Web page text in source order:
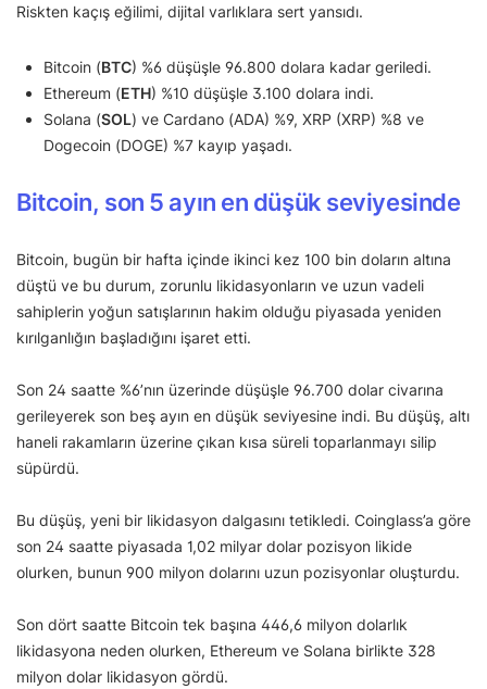
Riskten kaçış eğilimi, dijital varlıklara sert yansıdı.
Bitcoin (BTC) %6 düşüşle 96.800 dolara kadar geriledi.
Ethereum (ETH) %10 düşüşle 3.100 dolara indi.
Solana (SOL) ve Cardano (ADA) %9, XRP (XRP) %8 ve
Dogecoin (DOGE) %7 kayıp yaşadı.
Bitcoin, son 5 ayın en düşük seviyesinde
Bitcoin, bugün bir hafta içinde ikinci kez 100 bin doların altına
düştü ve bu durum, zorunlu likidasyonların ve uzun vadeli
sahiplerin yoğun satışlarının hakim olduğu piyasada yeniden
kırılganlığın başladığını işaret etti.
Son 24 saatte %6’nın üzerinde düşüşle 96.700 dolar civarına
gerileyerek son beş ayın en düşük seviyesine indi. Bu düşüş, altı
haneli rakamların üzerine çıkan kısa süreli toparlanmayı silip
süpürdü.
Bu düşüş, yeni bir likidasyon dalgasını tetikledi. Coinglass’a göre
son 24 saatte piyasada 1,02 milyar dolar pozisyon likide
olurken, bunun 900 milyon dolarını uzun pozisyonlar oluşturdu.
Son dört saatte Bitcoin tek başına 446,6 milyon dolarlık
likidasyona neden olurken, Ethereum ve Solana birlikte 328
milyon dolar likidasyon gördü.